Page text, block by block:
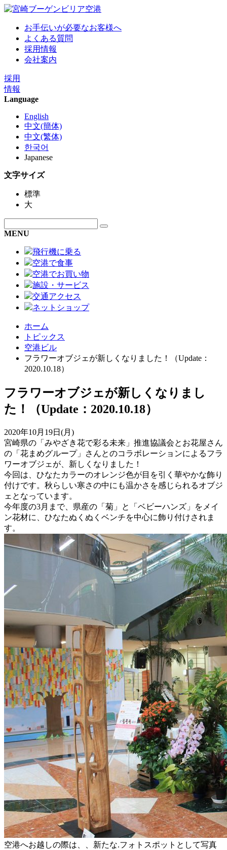
お手伝いが必要なお客様へ
よくある質問
採用情報
会社案内
採用
情報
Language
English
中文(簡体)
中文(繁体)
한국어
Japanese
文字サイズ
標準
大
MENU
飛行機に乗る
空港で食事
空港でお買い物
施設・サービス
交通アクセス
ネットショップ
ホーム
トピックス
空港ビル
フラワーオブジェが新しくなりました！（Update：
2020.10.18）
フラワーオブジェが新しくなりまし
た！（Update：2020.10.18）
2020年10月19日(月)
宮崎県の「みやざき花で彩る未来」推進協議会とお花屋さん
の「花まめグループ」さんとのコラボレーションによるフラ
ワーオブジェが、新しくなりました！
今回は、ひなたカラーのオレンジ色が目を引く華やかな飾り
付けです。秋らしい寒さの中にも温かさを感じられるオブジ
ェとなっています。
今年度の3月まで、県産の「菊」と「ベビーハンズ」をメイ
ン花材に、ひなたぬくぬくベンチを中心に飾り付けされま
す。
空港へお越しの際は、、新たな.フォトスポットとして写真